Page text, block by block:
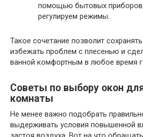
помощью бытовых
регулируем режимы.
Такое сочетание позволит
избежать проблем с плесенью и
ванной комфортным в любое время
Советы по выбору окон
комнаты
Не менее важно подобрать
выдерживать условия повышенной